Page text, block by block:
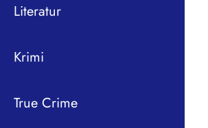
Literatur
Krimi
True Crime